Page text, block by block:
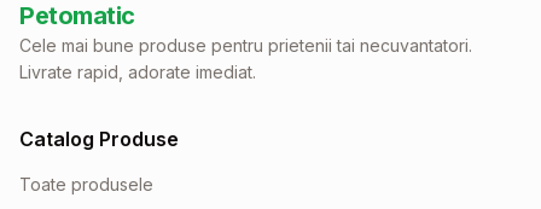
Petomatic
Cele mai bune produse pentru prietenii tai necuvantatori.
Livrate rapid, adorate imediat.
Catalog Produse
Toate produsele